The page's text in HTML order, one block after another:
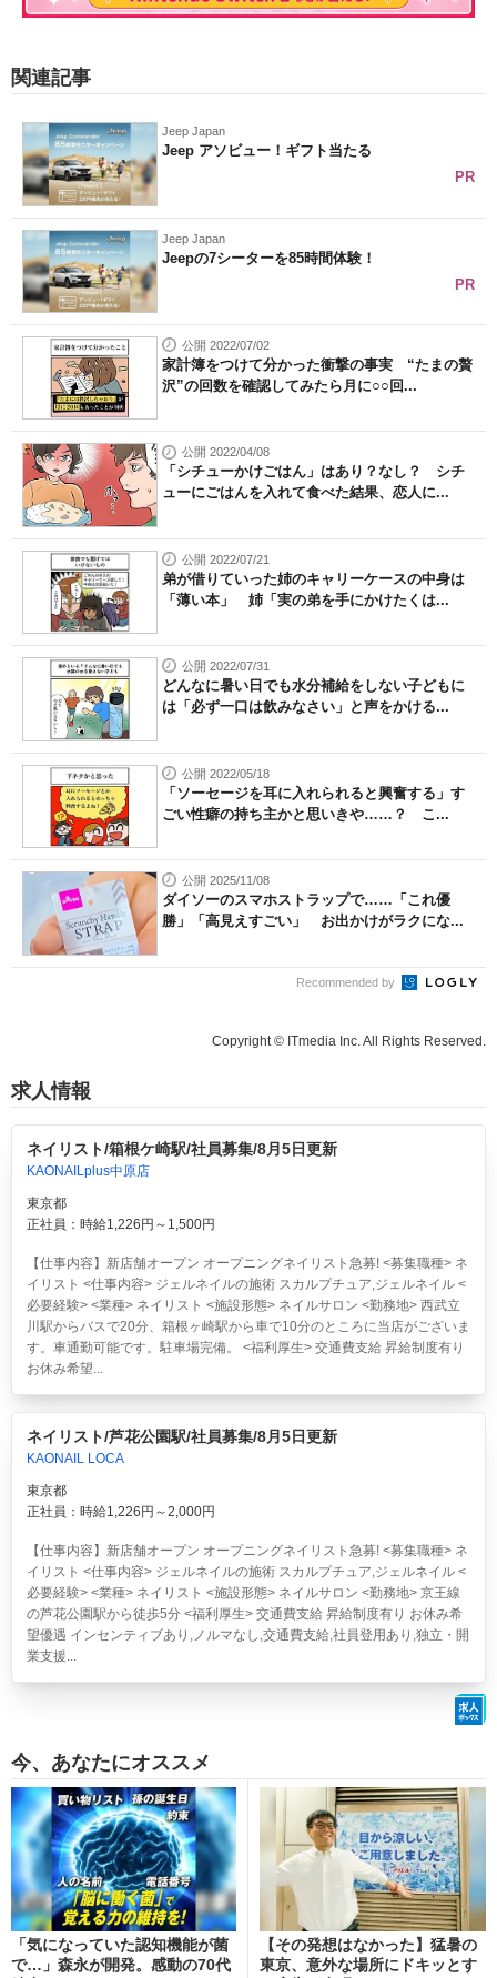
関連記事
Jeep Japan
Jeep アソビュー！ギフト当たる
PR
Jeep Japan
Jeepの7シーターを85時間体験！
PR
公開 2022/07/02
家計簿をつけて分かった衝撃の事実 “たまの贅
沢”の回数を確認してみたら月に○○回...
公開 2022/04/08
「シチューかけごはん」はあり？なし？ シチ
ューにごはんを入れて食べた結果、恋人に...
公開 2022/07/21
弟が借りていった姉のキャリーケースの中身は
「薄い本」 姉「実の弟を手にかけたくは...
公開 2022/07/31
どんなに暑い日でも水分補給をしない子どもに
は「必ず一口は飲みなさい」と声をかける...
公開 2022/05/18
「ソーセージを耳に入れられると興奮する」す
ごい性癖の持ち主かと思いきや……？ こ...
公開 2025/11/08
ダイソーのスマホストラップで……「これ優
勝」「高見えすごい」 お出かけがラクにな...
Recommended by
Copyright © ITmedia Inc. All Rights Reserved.
求人情報
ネイリスト/箱根ケ崎駅/社員募集/8月5日更新
KAONAILplus中原店
東京都
正社員：時給1,226円～1,500円
【仕事内容】新店舗オープン オープニングネイリスト急募! <募集職種> ネ
イリスト <仕事内容> ジェルネイルの施術 スカルプチュア,ジェルネイル <
必要経験> <業種> ネイリスト <施設形態> ネイルサロン <勤務地> 西武立
川駅からバスで20分、箱根ヶ崎駅から車で10分のところに当店がございま
す。車通勤可能です。駐車場完備。 <福利厚生> 交通費支給 昇給制度有り
お休み希望...
ネイリスト/芦花公園駅/社員募集/8月5日更新
KAONAIL LOCA
東京都
正社員：時給1,226円～2,000円
【仕事内容】新店舗オープン オープニングネイリスト急募! <募集職種> ネ
イリスト <仕事内容> ジェルネイルの施術 スカルプチュア,ジェルネイル <
必要経験> <業種> ネイリスト <施設形態> ネイルサロン <勤務地> 京王線
の芦花公園駅から徒歩5分 <福利厚生> 交通費支給 昇給制度有り お休み希
望優遇 インセンティブあり,ノルマなし,交通費支給,社員登用あり,独立・開
業支援...
今、あなたにオススメ
「気になっていた認知機能が菌
で…」森永が開発。感動の70代
【その発想はなかった】猛暑の
東京、意外な場所にドキッとす